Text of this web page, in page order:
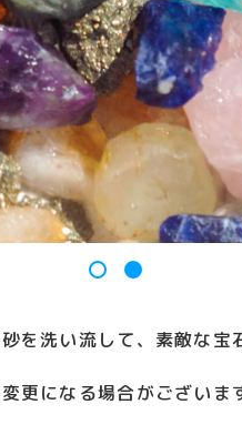
を洗い流して、素敵な
更になる場合がございま